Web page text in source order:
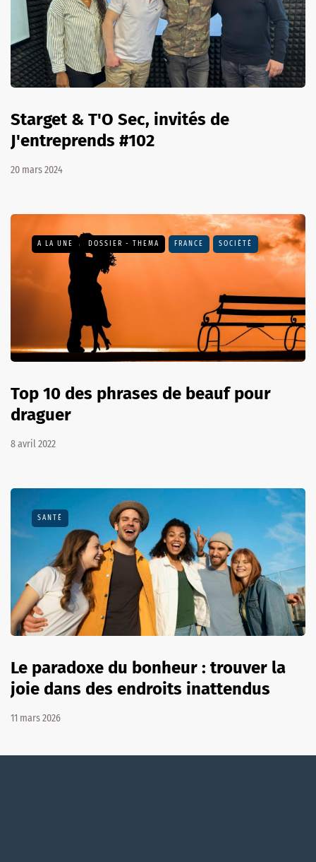
Starget & T'O Sec, invités de
J'entreprends #102
20 mars 2024
A LA UNE DOSSIER - THEMA FRANCE SOCIÉTÉ
Top 10 des phrases de beauf pour
draguer
8 avril 2022
SANTÉ
Le paradoxe du bonheur : trouver la
joie dans des endroits inattendus
11 mars 2026